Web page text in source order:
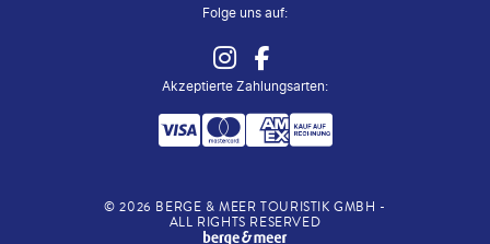
Akzeptierte Zahlungsarten:
Folge uns auf:
©2026 BERGE & MEER TOURISTIK GMBH -
ALL RIGHTS RESERVED